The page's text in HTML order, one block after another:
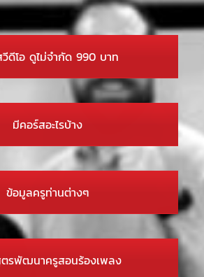
ดีโอ ดูไม่จำกัด 990 บาท
มีคอร์สอะไรบ้าง
ข้อมูลครูท่านต่างๆ
รพัฒนาครูสอนร้องเพลง